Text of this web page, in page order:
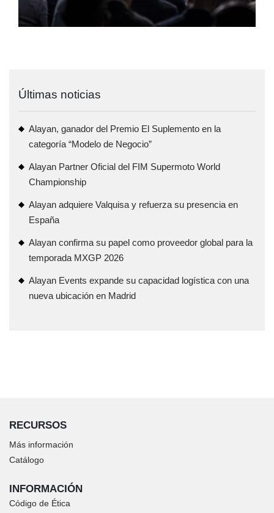
Últimas noticias
Alayan, ganador del Premio El Suplemento en la
categoría “Modelo de Negocio”
Alayan Partner Oficial del FIM Supermoto World
Championship
Alayan adquiere Valquisa y refuerza su presencia en
España
Alayan confirma su papel como proveedor global para la
temporada MXGP 2026
Alayan Events expande su capacidad logística con una
nueva ubicación en Madrid
RECURSOS
Más información
Catálogo
INFORMACIÓN
Código de Ética